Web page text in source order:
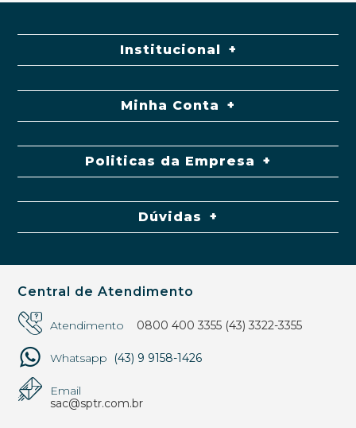
Institucional
Minha Conta
Politicas da Empresa
Dúvidas
Central de Atendimento
Atendimento 0800 400 3355 (43) 3322-3355
Whatsapp (43) 9 9158-1426
Email
sac@sptr.com.br